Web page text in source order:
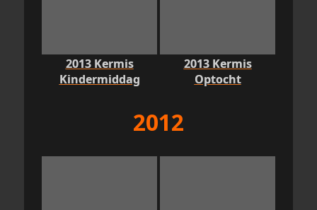
2013 Kermis
Kindermiddag
2013 Kermis
Optocht
2012